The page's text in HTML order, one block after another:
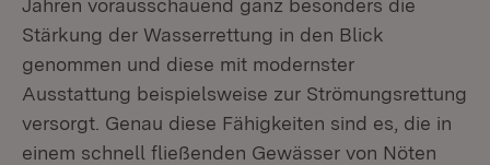
Jahren vorausschauend ganz besonders die
Stärkung der Wasserrettung in den Blick
genommen und diese mit modernster
Ausstattung beispielsweise zur Strömungsrettung
versorgt. Genau diese Fähigkeiten sind es, die in
einem schnell fließenden Gewässer von Nöten